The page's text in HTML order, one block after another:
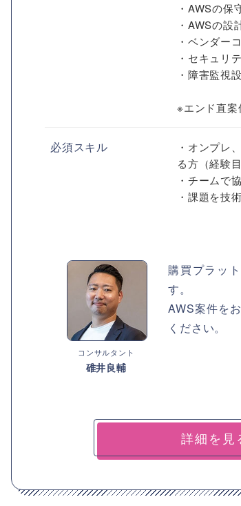
・AWSの保
・AWSの設
・ベンダー
・セキュリ
・障害監視
※エンド直
必須スキル
・オンプレ
る方（経験
・チームで
・課題を技
コンサルタント
碓井良輔
購買プラッ
す。
AWS案件を
ください。
詳細を見